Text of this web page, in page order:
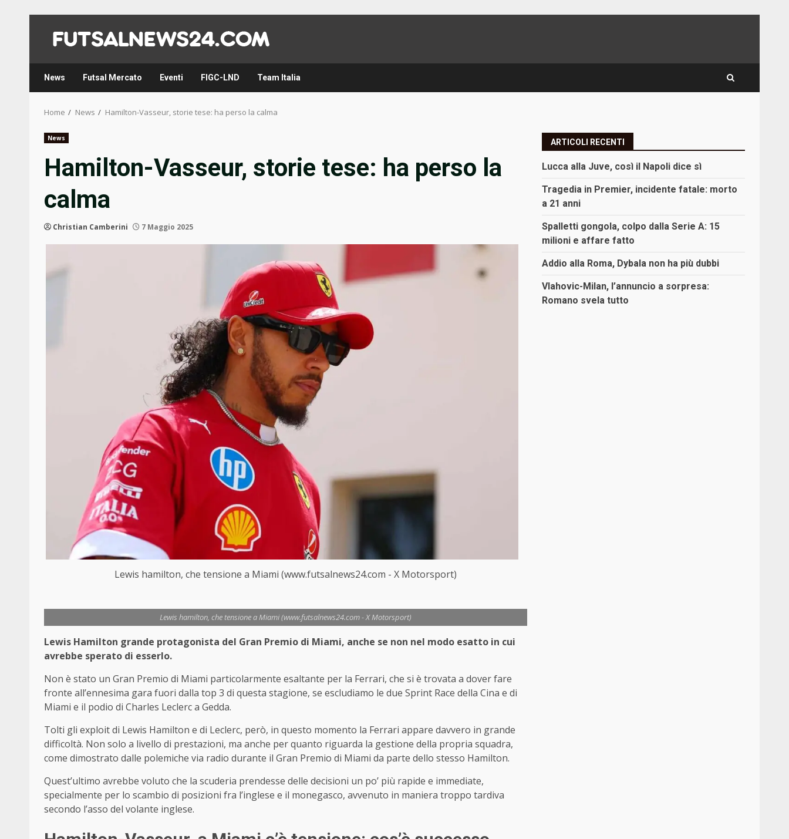
content
News Futsal Mercato Eventi FIGC-LND Team Italia
Home News Hamilton-Vasseur, storie tese: ha perso la calma
News
Hamilton-Vasseur, storie tese: ha perso la
calma
Christian Camberini 7 Maggio 2025
Lewis hamilton, che tensione a Miami (www.futsalnews24.com - X Motorsport)
Lewis hamilton, che tensione a Miami (www.futsalnews24.com - X Motorsport)
Lewis Hamilton grande protagonista del Gran Premio di Miami, anche se non nel modo esatto in cui
avrebbe sperato di esserlo.
Non è stato un Gran Premio di Miami particolarmente esaltante per la Ferrari, che si è trovata a dover fare
fronte all’ennesima gara fuori dalla top 3 di questa stagione, se escludiamo le due Sprint Race della Cina e di
Miami e il podio di Charles Leclerc a Gedda.
Tolti gli exploit di Lewis Hamilton e di Leclerc, però, in questo momento la Ferrari appare davvero in grande
difficoltà. Non solo a livello di prestazioni, ma anche per quanto riguarda la gestione della propria squadra,
come dimostrato dalle polemiche via radio durante il Gran Premio di Miami da parte dello stesso Hamilton.
Quest’ultimo avrebbe voluto che la scuderia prendesse delle decisioni un po’ più rapide e immediate,
specialmente per lo scambio di posizioni fra l’inglese e il monegasco, avvenuto in maniera troppo tardiva
secondo l’asso del volante inglese.
ARTICOLI RECENTI
Lucca alla Juve, così il Napoli dice sì
Tragedia in Premier, incidente fatale: morto
a 21 anni
Spalletti gongola, colpo dalla Serie A: 15
milioni e affare fatto
Addio alla Roma, Dybala non ha più dubbi
Vlahovic-Milan, l’annuncio a sorpresa:
Romano svela tutto